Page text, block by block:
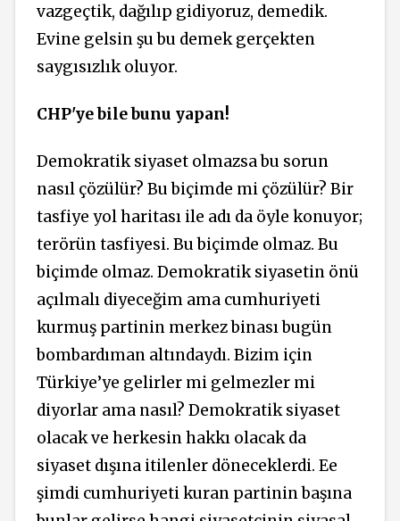
vazgeçtik, dağılıp gidiyoruz, demedik.
Evine gelsin şu bu demek gerçekten
saygısızlık oluyor.
CHP'ye bile bunu yapan!
Demokratik siyaset olmazsa bu sorun
nasıl çözülür? Bu biçimde mi çözülür? Bir
tasfiye yol haritası ile adı da öyle konuyor;
terörün tasfiyesi. Bu biçimde olmaz. Bu
biçimde olmaz. Demokratik siyasetin önü
açılmalı diyeceğim ama cumhuriyeti
kurmuş partinin merkez binası bugün
bombardıman altındaydı. Bizim için
Türkiye’ye gelirler mi gelmezler mi
diyorlar ama nasıl? Demokratik siyaset
olacak ve herkesin hakkı olacak da
siyaset dışına itilenler döneceklerdi. Ee
şimdi cumhuriyeti kuran partinin başına